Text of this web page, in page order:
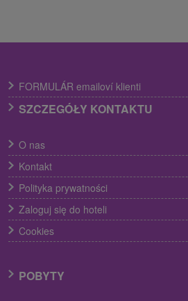
FORMULÁR emailoví klienti
SZCZEGÓŁY KONTAKTU
O nas
Kontakt
Polityka prywatności
Zaloguj się do hoteli
Cookies
POBYTY